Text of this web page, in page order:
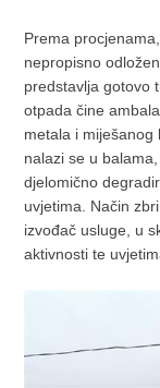
Prema
nepropisno
predstavlja gotovo
otpada čine
metala i miješanog
nalazi se u
djelomično
uvjetima. Način
izvođač usluge, u
aktivnosti te